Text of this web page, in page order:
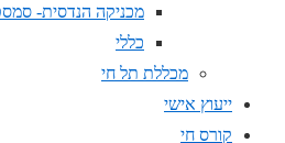
מכניקה הנדסית- סמסטר
כללי
מכללת תל חי
ייעוץ אישי
קורס חי